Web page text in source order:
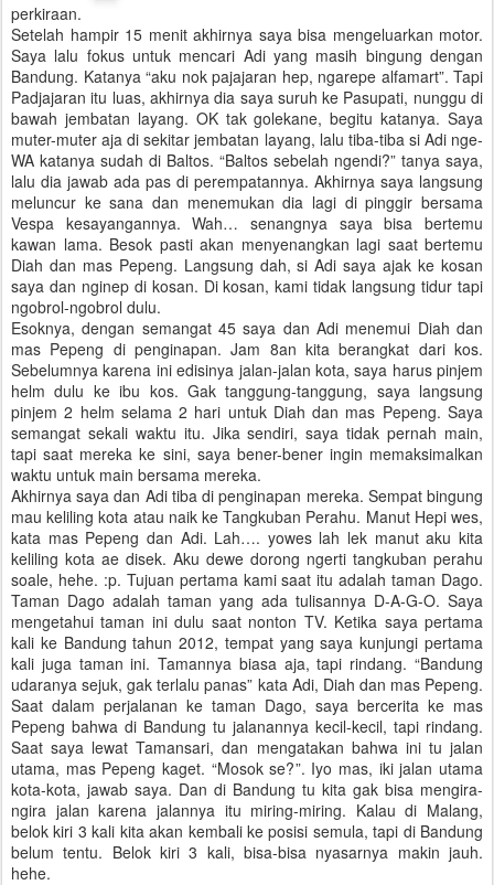
perkiraan.
Setelah hampir 15 menit akhirnya saya bisa mengeluarkan motor.
Saya lalu fokus untuk mencari Adi yang masih bingung dengan
Bandung. Katanya “aku nok pajajaran hep, ngarepe alfamart”. Tapi
Padjajaran itu luas, akhirnya dia saya suruh ke Pasupati, nunggu di
bawah jembatan layang. OK tak golekane, begitu katanya. Saya
muter-muter aja di sekitar jembatan layang, lalu tiba-tiba si Adi nge-
WA katanya sudah di Baltos. “Baltos sebelah ngendi?” tanya saya,
lalu dia jawab ada pas di perempatannya. Akhirnya saya langsung
meluncur ke sana dan menemukan dia lagi di pinggir bersama
Vespa kesayangannya. Wah… senangnya saya bisa bertemu
kawan lama. Besok pasti akan menyenangkan lagi saat bertemu
Diah dan mas Pepeng. Langsung dah, si Adi saya ajak ke kosan
saya dan nginep di kosan. Di kosan, kami tidak langsung tidur tapi
ngobrol-ngobrol dulu.
Esoknya, dengan semangat 45 saya dan Adi menemui Diah dan
mas Pepeng di penginapan. Jam 8an kita berangkat dari kos.
Sebelumnya karena ini edisinya jalan-jalan kota, saya harus pinjem
helm dulu ke ibu kos. Gak tanggung-tanggung, saya langsung
pinjem 2 helm selama 2 hari untuk Diah dan mas Pepeng. Saya
semangat sekali waktu itu. Jika sendiri, saya tidak pernah main,
tapi saat mereka ke sini, saya bener-bener ingin memaksimalkan
waktu untuk main bersama mereka.
Akhirnya saya dan Adi tiba di penginapan mereka. Sempat bingung
mau keliling kota atau naik ke Tangkuban Perahu. Manut Hepi wes,
kata mas Pepeng dan Adi. Lah…. yowes lah lek manut aku kita
keliling kota ae disek. Aku dewe dorong ngerti tangkuban perahu
soale, hehe. :p. Tujuan pertama kami saat itu adalah taman Dago.
Taman Dago adalah taman yang ada tulisannya D-A-G-O. Saya
mengetahui taman ini dulu saat nonton TV. Ketika saya pertama
kali ke Bandung tahun 2012, tempat yang saya kunjungi pertama
kali juga taman ini. Tamannya biasa aja, tapi rindang. “Bandung
udaranya sejuk, gak terlalu panas” kata Adi, Diah dan mas Pepeng.
Saat dalam perjalanan ke taman Dago, saya bercerita ke mas
Pepeng bahwa di Bandung tu jalanannya kecil-kecil, tapi rindang.
Saat saya lewat Tamansari, dan mengatakan bahwa ini tu jalan
utama, mas Pepeng kaget. “Mosok se?”. Iyo mas, iki jalan utama
kota-kota, jawab saya. Dan di Bandung tu kita gak bisa mengira-
ngira jalan karena jalannya itu miring-miring. Kalau di Malang,
belok kiri 3 kali kita akan kembali ke posisi semula, tapi di Bandung
belum tentu. Belok kiri 3 kali, bisa-bisa nyasarnya makin jauh.
hehe.